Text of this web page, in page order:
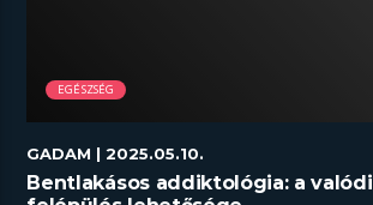
EGÉSZSÉG
GADAM | 2025.05.10.
Bentlakásos addiktológia: a valódi